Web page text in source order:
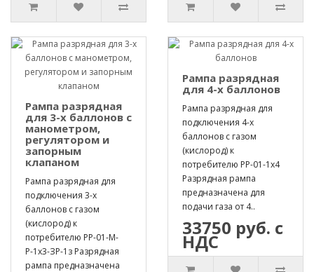
Рампа разрядная
для 3-х баллонов с
манометром,
регулятором и
запорным
клапаном
Рампа разрядная для
подключения 3-х
баллонов с газом
(кислород) к
потребителю РР-01-М-
Р-1х3-ЗР-1з Разрядная
рампа предназначена
Рампа разрядная
для 4-х баллонов
Рампа разрядная для
подключения 4-х
баллонов с газом
(кислород) к
потребителю РР-01-1х4
Разрядная рампа
предназначена для
подачи газа от 4..
33750 руб. с
НДС